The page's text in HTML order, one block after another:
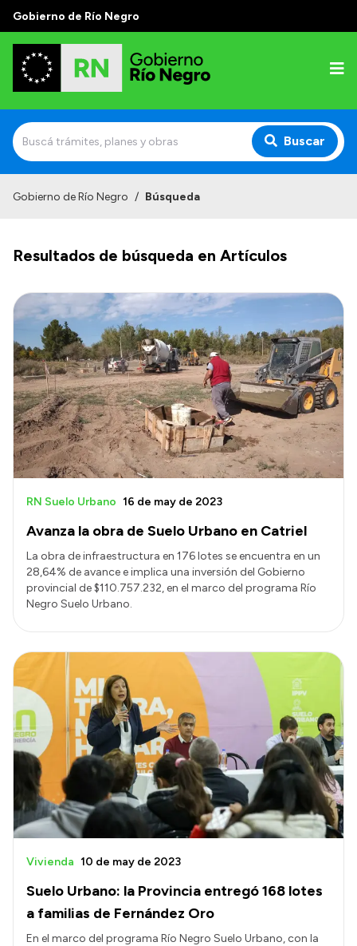
Gobierno de Río Negro
Buscar
Prensa
Autoridades y Organismos
Discursos en la Legislatura
Casa de Gobierno
Acerca de Río Negro
Historia
Geografía
Invertí en Río Negro
Transparencia
Presupuesto
Boletín Oficial
Consulta de expedientes
Consulta de pago a proveedores
Convocatorias
Intranet
Login
Gobierno de Río Negro / Búsqueda
Resultados de búsqueda en Artículos
Avanza la obra de Suelo Urbano en Catriel
RN Suelo Urbano 16 de may de 2023
La obra de infraestructura en 176 lotes se encuentra en un
28,64% de avance e implica una inversión del Gobierno
provincial de $110.757.232, en el marco del programa Río
Negro Suelo Urbano.
Suelo Urbano: la Provincia entregó 168 lotes
a familias de Fernández Oro
Vivienda 10 de may de 2023
En el marco del programa Río Negro Suelo Urbano, con la